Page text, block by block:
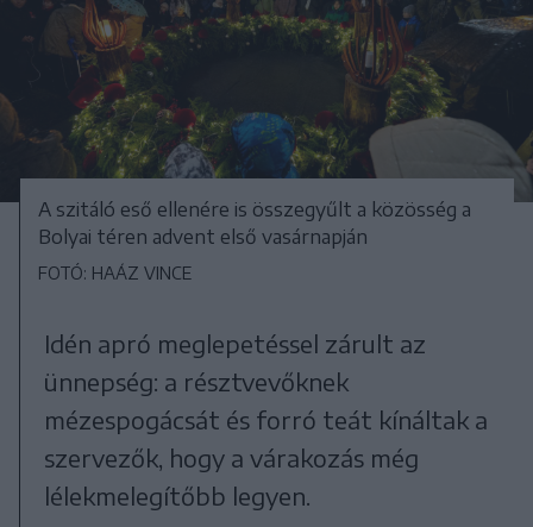
A szitáló eső ellenére is összegyűlt a közösség a
Bolyai téren advent első vasárnapján
FOTÓ: HAÁZ VINCE
Idén apró meglepetéssel zárult az
ünnepség: a résztvevőknek
mézespogácsát és forró teát kínáltak a
szervezők, hogy a várakozás még
lélekmelegítőbb legyen.